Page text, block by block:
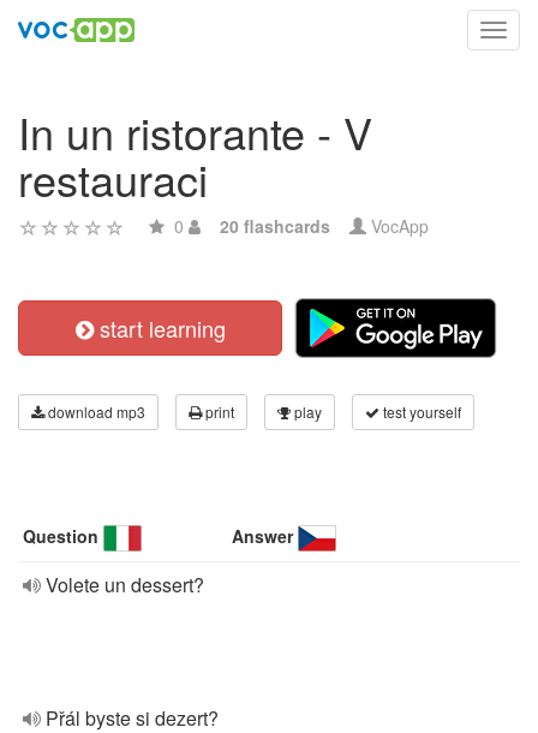
In un ristorante - V
restauraci
0 20 flashcards VocApp
start learning
download mp3 print play test yourself
Question Answer
Volete un dessert?
Přál byste si dezert?